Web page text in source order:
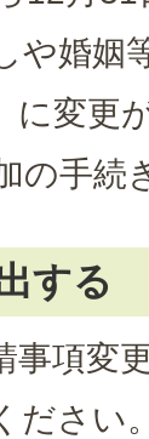
や婚姻
に変更
の手続
する
事項変
ださい